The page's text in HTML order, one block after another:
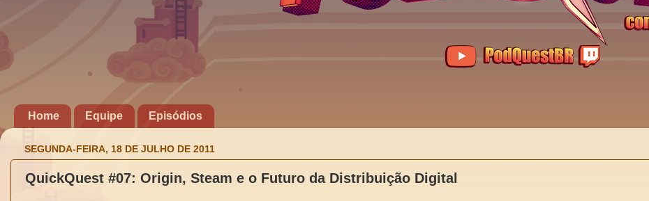
Home Equipe Episódios
SEGUNDA-FEIRA, 18 DE JULHO DE 2011
QuickQuest #07: Origin, Steam e o Futuro da Distribuição Digital